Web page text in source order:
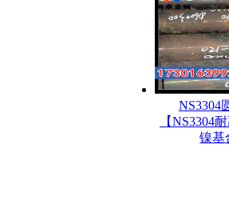
NS3304
【NS3304
镍基